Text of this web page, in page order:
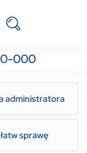
000
administratora
sprawę